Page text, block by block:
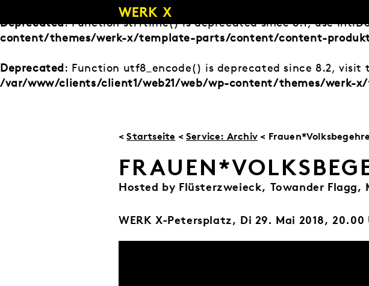
Inhalt
springen
Deprecated: Function strftime() is deprecated since 8.1, use
content/themes/werk-x/template-parts/content/content-
Deprecated: Function utf8_encode() is deprecated since 8.2,
/var/www/clients/client1/web21/web/wp-content/themes/
<Startseite <Service: Archiv <
Hosted by Flüsterzweieck, Towander
WERK X-Petersplatz, Di 29. Mai 2018, 20.00